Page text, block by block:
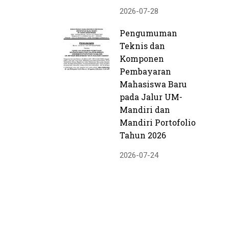
2026-07-28
Pengumuman
Teknis dan
Komponen
Pembayaran
Mahasiswa Baru
pada Jalur UM-
Mandiri dan
Mandiri Portofolio
Tahun 2026
2026-07-24